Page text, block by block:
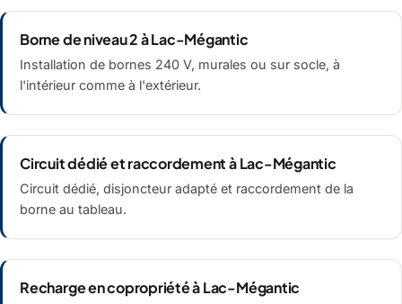
Borne de niveau 2 à Lac-Mégantic
Installation de bornes 240 V, murales ou sur socle, à
l'intérieur comme à l'extérieur.
Circuit dédié et raccordement à Lac-Mégantic
Circuit dédié, disjoncteur adapté et raccordement de la
borne au tableau.
Recharge en copropriété à Lac-Mégantic